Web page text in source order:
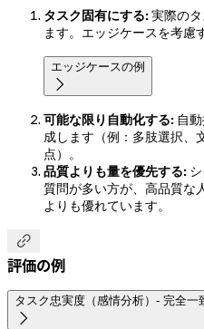
タスク固有にする:実際の
ます。エッジケースを考慮
エッジケースの例

可能な限り自動化する: 自
成します（例：多肢選択、
点）。
品質よりも量を優先する:
質問が多い方が、高品質な
よりも優れています。

評価の例
タスク忠実度（感情分析）- 完全一
